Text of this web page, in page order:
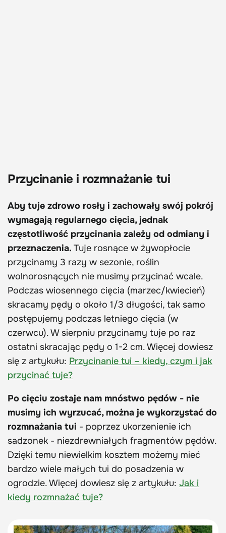
Przycinanie i rozmnażanie tui
Aby tuje zdrowo rosły i zachowały swój pokrój
wymagają regularnego cięcia, jednak
częstotliwość przycinania zależy od odmiany i
przeznaczenia. Tuje rosnące w żywopłocie
przycinamy 3 razy w sezonie, roślin
wolnorosnących nie musimy przycinać wcale.
Podczas wiosennego cięcia (marzec/kwiecień)
skracamy pędy o około 1/3 długości, tak samo
postępujemy podczas letniego cięcia (w
czerwcu). W sierpniu przycinamy tuje po raz
ostatni skracając pędy o 1-2 cm. Więcej dowiesz
się z artykułu: Przycinanie tui – kiedy, czym i jak
przycinać tuje?
Po cięciu zostaje nam mnóstwo pędów - nie
musimy ich wyrzucać, można je wykorzystać do
rozmnażania tui - poprzez ukorzenienie ich
sadzonek - niezdrewniałych fragmentów pędów.
Dzięki temu niewielkim kosztem możemy mieć
bardzo wiele małych tui do posadzenia w
ogrodzie. Więcej dowiesz się z artykułu: Jak i
kiedy rozmnażać tuje?